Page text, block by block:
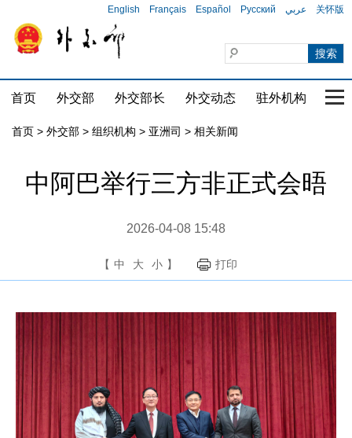
English Français Español Русский عربي 关怀版
首页 外交部 外交部长 外交动态 驻外机构 国
首页 > 外交部 > 组织机构 > 亚洲司 > 相关新闻
中阿巴举行三方非正式会晤
2026-04-08 15:48
【 中 大 小 】 打印